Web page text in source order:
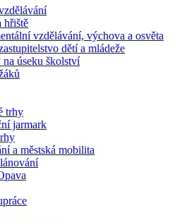
hřiště
vzdělávání, výchova a osvěta
dětí a mládeže
na úseku školství
trhy
jarmark
a městská mobilita